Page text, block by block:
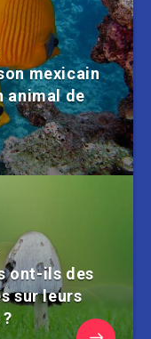
mexicain
animal de
ont-ils des
sur leurs